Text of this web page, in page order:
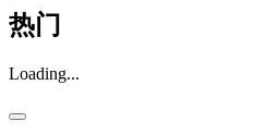
热门
Loading...